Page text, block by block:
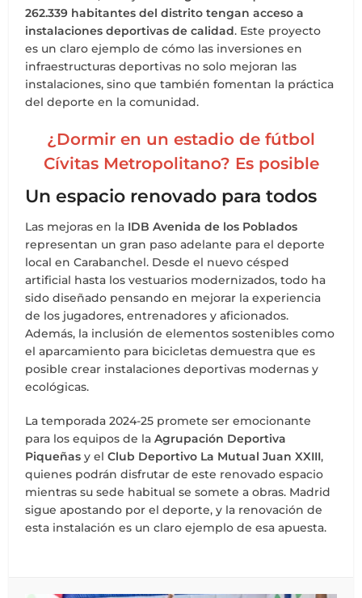
262.339 habitantes del distrito tengan acceso a
instalaciones deportivas de calidad. Este proyecto
es un claro ejemplo de cómo las inversiones en
infraestructuras deportivas no solo mejoran las
instalaciones, sino que también fomentan la práctica
del deporte en la comunidad.
¿Dormir en un estadio de fútbol
Cívitas Metropolitano? Es posible
Un espacio renovado para todos
Las mejoras en la IDB Avenida de los Poblados
representan un gran paso adelante para el deporte
local en Carabanchel. Desde el nuevo césped
artificial hasta los vestuarios modernizados, todo ha
sido diseñado pensando en mejorar la experiencia
de los jugadores, entrenadores y aficionados.
Además, la inclusión de elementos sostenibles como
el aparcamiento para bicicletas demuestra que es
posible crear instalaciones deportivas modernas y
ecológicas.
La temporada 2024-25 promete ser emocionante
para los equipos de laAgrupación Deportiva
Piqueñas y elClub Deportivo La Mutual Juan XXIII,
quienes podrán disfrutar de este renovado espacio
mientras su sede habitual se somete a obras. Madrid
sigue apostando por el deporte, y la renovación de
esta instalación es un claro ejemplo de esa apuesta.